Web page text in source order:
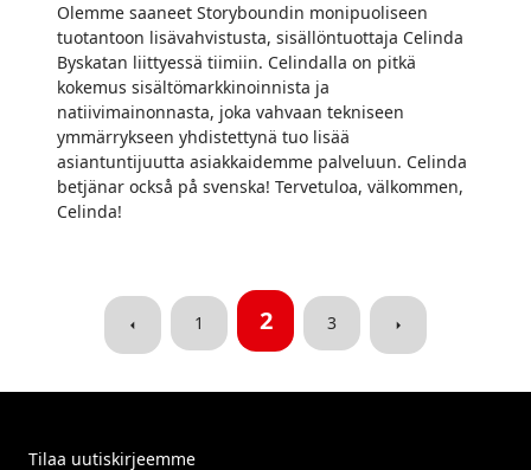
Olemme saaneet Storyboundin monipuoliseen
tuotantoon lisävahvistusta, sisällöntuottaja Celinda
Byskatan liittyessä tiimiin. Celindalla on pitkä
kokemus sisältömarkkinoinnista ja
natiivimainonnasta, joka vahvaan tekniseen
ymmärrykseen yhdistettynä tuo lisää
asiantuntijuutta asiakkaidemme palveluun. Celinda
betjänar också på svenska! Tervetuloa, välkommen,
Celinda!
Previous
page
1 2 3
page
Tilaa uutiskirjeemme